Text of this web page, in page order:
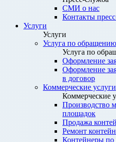
СМИ о нас
Контакты
Услуги
Услуги
Услуга по
Услуга по
Оформление
Оформление
в договор
Коммерческие услуги
Коммерческие
Производство
площадок
Продажа
Ремонт
Контейнеры